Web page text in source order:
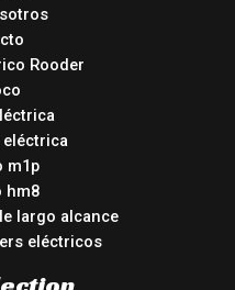
Rooder
m1p
hm8
largo alcance
eléctricos